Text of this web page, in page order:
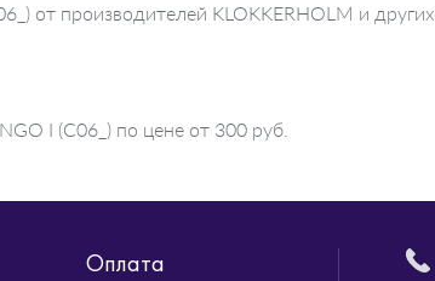
от производителей KLOKKERHOLM и других
I (C06_) по цене от 300 руб.
Оплата